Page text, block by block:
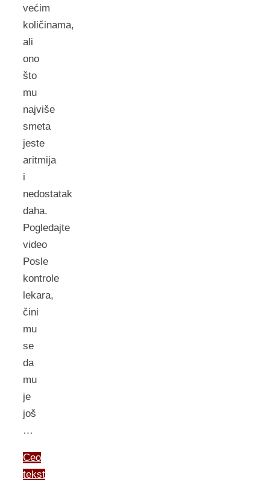
većim
količinama,
ali
ono
što
mu
najviše
smeta
jeste
aritmija
i
nedostatak
daha.
Pogledajte
video
Posle
kontrole
lekara,
čini
mu
se
da
mu
je
još
…
Ceo
tekst